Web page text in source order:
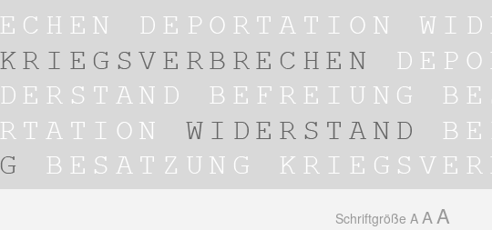
Schriftgröße A A A